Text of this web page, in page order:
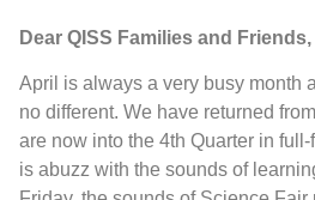
Dear QISS Families and Friends,
April is always a very busy month
no different. We have returned
are now into the 4th Quarter in
is abuzz with the sounds of